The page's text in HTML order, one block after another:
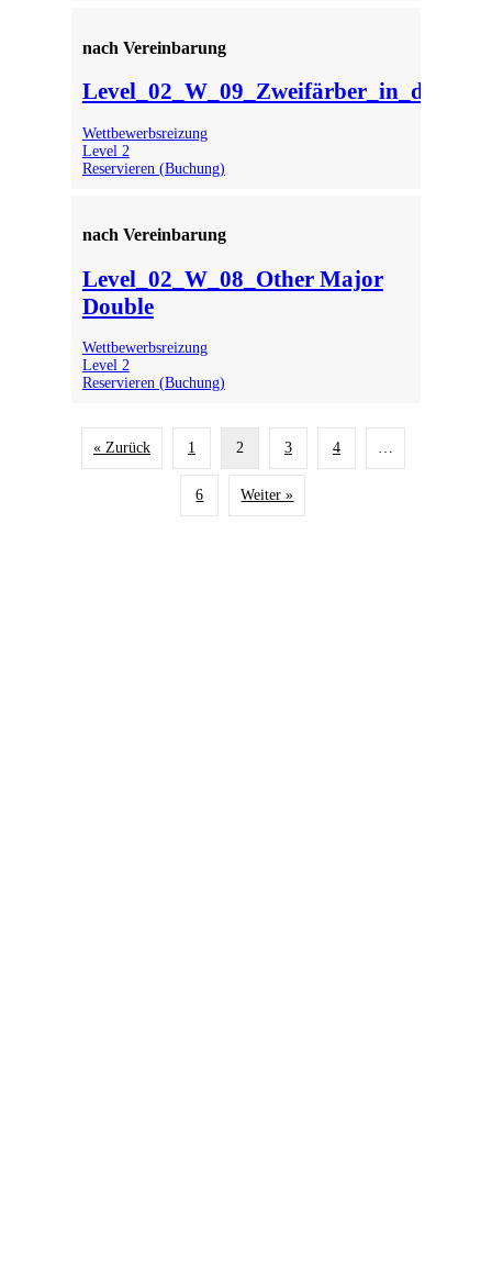
nach Vereinbarung
Wettbewerbsreizung
Level 2
Reservieren (Buchung)
nach Vereinbarung
Level_02_W_08_Other Major
Double
Wettbewerbsreizung
Level 2
Reservieren (Buchung)
« Zurück 1 2 3 4
6 Weiter »